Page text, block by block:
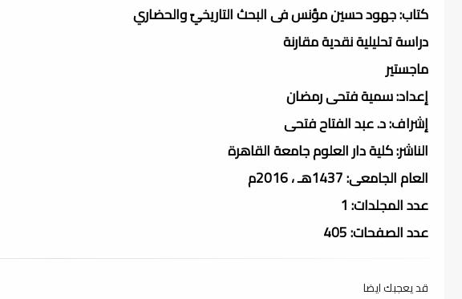
كتاب: جهود حسين مؤنس فى البحث التاريخيّ والحضاري
دراسة تحليلية نقدية مقارنة
ماجستير
إعداد: سمية فتحى رمضان
إشراف: د. عبد الفتاح فتحى
الناشر: كلية دار العلوم جامعة القاهرة
العام الجامعى: 1437هـ ، 2016م
عدد المجلدات: 1
عدد الصفحات: 405
قد يعجبك ايضا